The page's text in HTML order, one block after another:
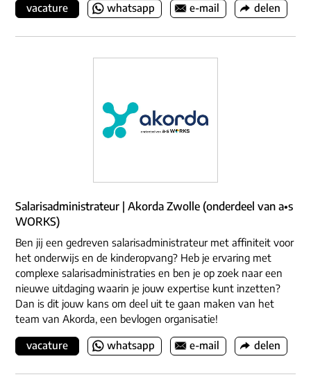
vacature whatsapp e-mail delen
Salarisadministrateur | Akorda Zwolle (onderdeel van a•s
WORKS)
Ben jij een gedreven salarisadministrateur met affiniteit voor
het onderwijs en de kinderopvang? Heb je ervaring met
complexe salarisadministraties en ben je op zoek naar een
nieuwe uitdaging waarin je jouw expertise kunt inzetten?
Dan is dit jouw kans om deel uit te gaan maken van het
team van Akorda, een bevlogen organisatie!
vacature whatsapp e-mail delen